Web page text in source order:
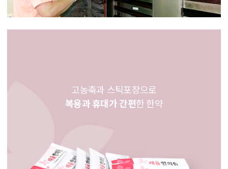
고농축과 스틱포장으로
복용과 휴대가 간편한 한약